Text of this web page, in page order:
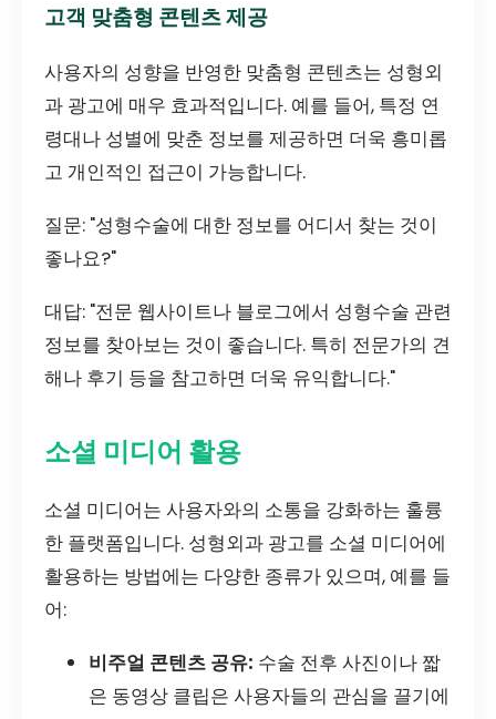
고객 맞춤형 콘텐츠 제공
사용자의 성향을 반영한 맞춤형 콘텐츠는 성형외
과 광고에 매우 효과적입니다. 예를 들어, 특정 연
령대나 성별에 맞춘 정보를 제공하면 더욱 흥미롭
고 개인적인 접근이 가능합니다.
질문: "성형수술에 대한 정보를 어디서 찾는 것이
좋나요?"
대답: "전문 웹사이트나 블로그에서 성형수술 관련
정보를 찾아보는 것이 좋습니다. 특히 전문가의 견
해나 후기 등을 참고하면 더욱 유익합니다."
소셜 미디어 활용
소셜 미디어는 사용자와의 소통을 강화하는 훌륭
한 플랫폼입니다. 성형외과 광고를 소셜 미디어에
활용하는 방법에는 다양한 종류가 있으며, 예를 들
어:
비주얼 콘텐츠 공유: 수술 전후 사진이나 짧
은 동영상 클립은 사용자들의 관심을 끌기에